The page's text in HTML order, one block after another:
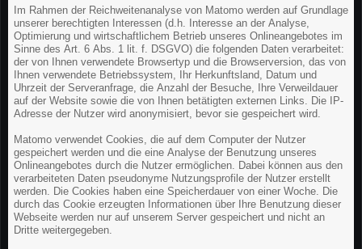
Im Rahmen der Reichweitenanalyse von Matomo werden auf Grundlage
unserer berechtigten Interessen (d.h. Interesse an der Analyse,
Optimierung und wirtschaftlichem Betrieb unseres Onlineangebotes im
Sinne des Art. 6 Abs. 1 lit. f. DSGVO) die folgenden Daten verarbeitet:
der von Ihnen verwendete Browsertyp und die Browserversion, das von
Ihnen verwendete Betriebssystem, Ihr Herkunftsland, Datum und
Uhrzeit der Serveranfrage, die Anzahl der Besuche, Ihre Verweildauer
auf der Website sowie die von Ihnen betätigten externen Links. Die IP-
Adresse der Nutzer wird anonymisiert, bevor sie gespeichert wird.
Matomo verwendet Cookies, die auf dem Computer der Nutzer
gespeichert werden und die eine Analyse der Benutzung unseres
Onlineangebotes durch die Nutzer ermöglichen. Dabei können aus den
verarbeiteten Daten pseudonyme Nutzungsprofile der Nutzer erstellt
werden. Die Cookies haben eine Speicherdauer von einer Woche. Die
durch das Cookie erzeugten Informationen über Ihre Benutzung dieser
Webseite werden nur auf unserem Server gespeichert und nicht an
Dritte weitergegeben.